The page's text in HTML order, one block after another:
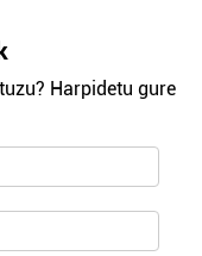
Harpidetu gure